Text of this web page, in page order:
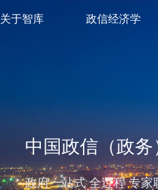
中国政信（政
政府一站式 全过程 专
关于智库 政信经济学